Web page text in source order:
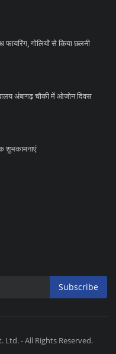
फायरिंग, गोलियों से किया छलनी
अंबागढ़ चौकी में ओजोन दिवस
शुभकामनाएं
Subscribe
Ltd. - All Rights Reserved.